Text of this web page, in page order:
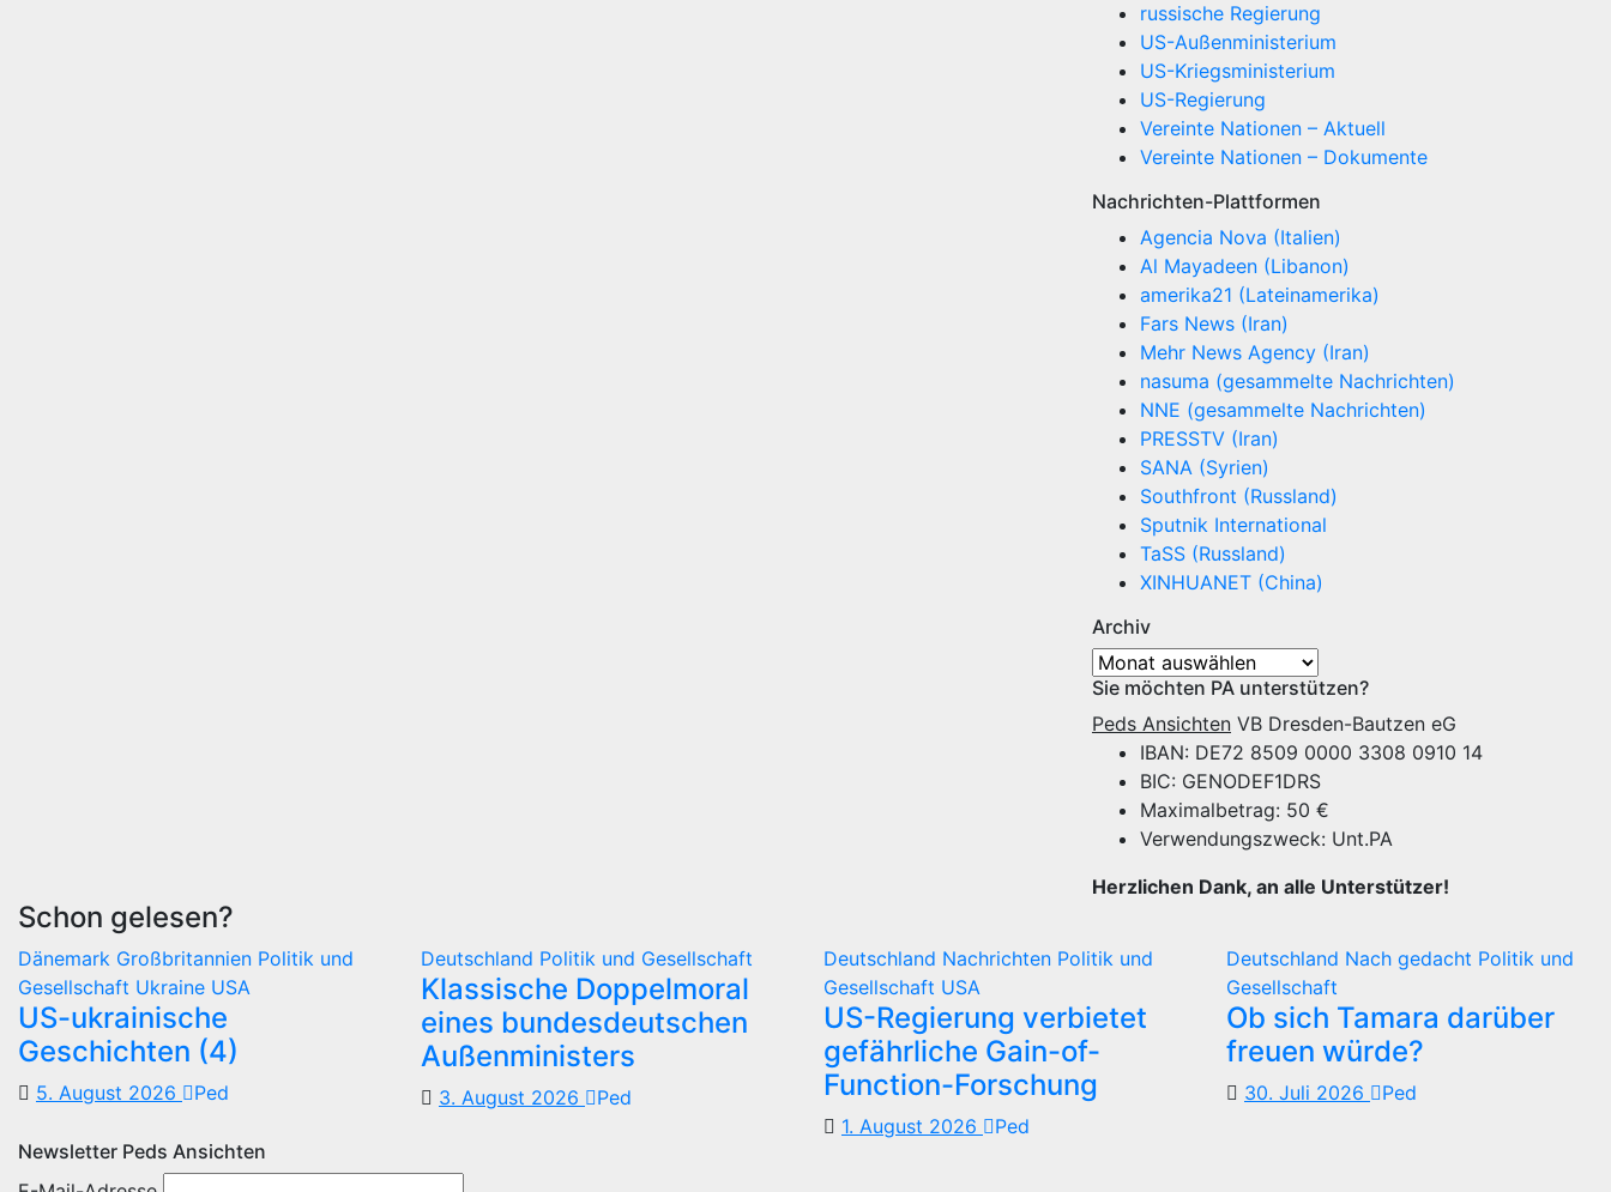
russische Regierung
US-Außenministerium
US-Kriegsministerium
US-Regierung
Vereinte Nationen – Aktuell
Vereinte Nationen – Dokumente
Nachrichten-Plattformen
Agencia Nova (Italien)
Al Mayadeen (Libanon)
amerika21 (Lateinamerika)
Fars News (Iran)
Mehr News Agency (Iran)
nasuma (gesammelte Nachrichten)
NNE (gesammelte Nachrichten)
PRESSTV (Iran)
SANA (Syrien)
Southfront (Russland)
Sputnik International
TaSS (Russland)
XINHUANET (China)
Archiv
Archiv
Sie möchten PA unterstützen?
Peds Ansichten VB Dresden-Bautzen eG
IBAN: DE72 8509 0000 3308 0910 14
BIC: GENODEF1DRS
Maximalbetrag: 50 €
Verwendungszweck: Unt.PA
Herzlichen Dank, an alle Unterstützer!
Schon gelesen?
Dänemark Großbritannien Politik und
Gesellschaft Ukraine USA
US-ukrainische
Geschichten (4)
5. August 2026 Ped
Deutschland Politik und Gesellschaft
Klassische Doppelmoral
eines bundesdeutschen
Außenministers
3. August 2026 Ped
Deutschland Nachrichten Politik und
Gesellschaft USA
US-Regierung verbietet
gefährliche Gain-of-
Function-Forschung
1. August 2026 Ped
Deutschland Nach gedacht Politik und
Gesellschaft
Ob sich Tamara darüber
freuen würde?
30. Juli 2026 Ped
Newsletter Peds Ansichten